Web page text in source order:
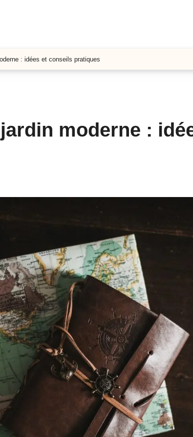
: idées et conseils pratiques
moderne :